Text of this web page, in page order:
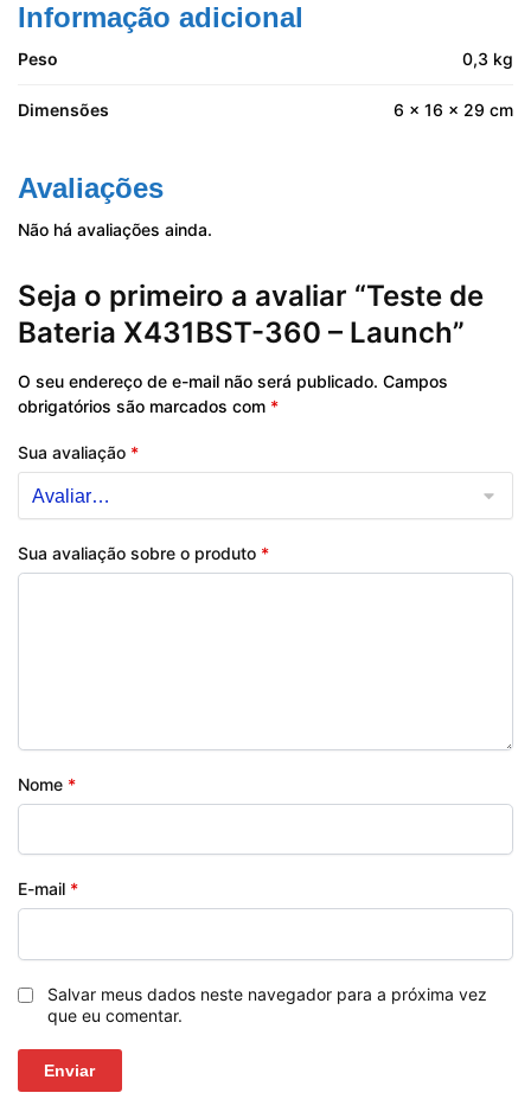
Informação adicional
Peso 0,3 kg
Dimensões 6 × 16 × 29 cm
Avaliações
Não há avaliações ainda.
Seja o primeiro a avaliar “Teste de
Bateria X431BST-360 – Launch”
O seu endereço de e-mail não será publicado. Campos
obrigatórios são marcados com *
Sua avaliação *
Sua avaliação sobre o produto *
Nome *
E-mail *
Salvar meus dados neste navegador para a próxima vez
que eu comentar.